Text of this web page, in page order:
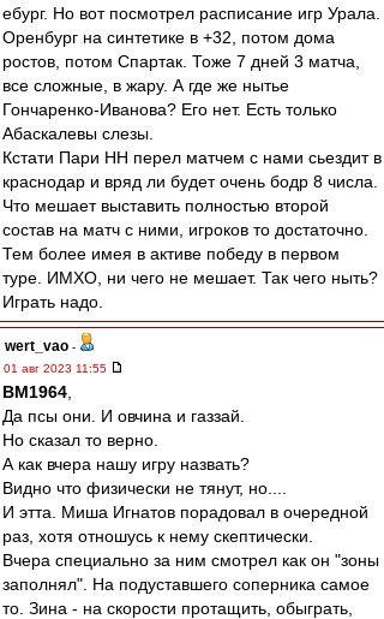
ебург. Но вот посмотрел расписание игр Урала.
Оренбург на синтетике в +32, потом дома
ростов, потом Спартак. Тоже 7 дней 3 матча,
все сложные, в жару. А где же нытье
Гончаренко-Иванова? Его нет. Есть только
Абаскалевы слезы.
Кстати Пари НН перел матчем с нами сьездит в
краснодар и вряд ли будет очень бодр 8 числа.
Что мешает выставить полностью второй
состав на матч с ними, игроков то достаточно.
Тем более имея в активе победу в первом
туре. ИМХО, ни чего не мешает. Так чего ныть?
Играть надо.
wert_vao -
01 авг 2023 11:55
BM1964
Да псы они. И овчина и газзай.
Но сказал то верно.
А как вчера нашу игру назвать?
Видно что физически не тянут, но....
И этта. Миша Игнатов порадовал в очередной
раз, хотя отношусь к нему скептически.
Вчера специально за ним смотрел как он "зоны
заполнял". На подуставшего соперника самое
то. Зина - на скорости протащить, обыграть,